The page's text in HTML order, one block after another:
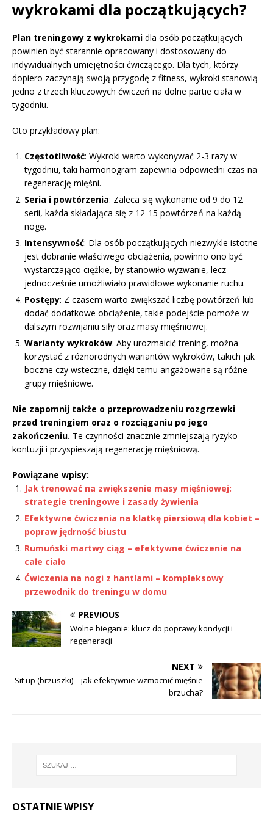
wykrokami dla początkujących?
Plan treningowy z wykrokami dla osób początkujących
powinien być starannie opracowany i dostosowany do
indywidualnych umiejętności ćwiczącego. Dla tych, którzy
dopiero zaczynają swoją przygodę z fitness, wykroki stanowią
jedno z trzech kluczowych ćwiczeń na dolne partie ciała w
tygodniu.
Oto przykładowy plan:
Częstotliwość: Wykroki warto wykonywać 2-3 razy w
tygodniu, taki harmonogram zapewnia odpowiedni czas na
regenerację mięśni.
Seria i powtórzenia: Zaleca się wykonanie od 9 do 12
serii, każda składająca się z 12-15 powtórzeń na każdą
nogę.
Intensywność: Dla osób początkujących niezwykle istotne
jest dobranie właściwego obciążenia, powinno ono być
wystarczająco ciężkie, by stanowiło wyzwanie, lecz
jednocześnie umożliwiało prawidłowe wykonanie ruchu.
Postępy: Z czasem warto zwiększać liczbę powtórzeń lub
dodać dodatkowe obciążenie, takie podejście pomoże w
dalszym rozwijaniu siły oraz masy mięśniowej.
Warianty wykroków: Aby urozmaicić trening, można
korzystać z różnorodnych wariantów wykroków, takich jak
boczne czy wsteczne, dzięki temu angażowane są różne
grupy mięśniowe.
Nie zapomnij także o przeprowadzeniu rozgrzewki
przed treningiem oraz o rozciąganiu po jego
zakończeniu. Te czynności znacznie zmniejszają ryzyko
kontuzji i przyspieszają regenerację mięśniową.
Powiązane wpisy:
Jak trenować na zwiększenie masy mięśniowej:
strategie treningowe i zasady żywienia
Efektywne ćwiczenia na klatkę piersiową dla kobiet –
popraw jędrność biustu
Rumuński martwy ciąg – efektywne ćwiczenie na
całe ciało
Ćwiczenia na nogi z hantlami – kompleksowy
przewodnik do treningu w domu
PREVIOUS
Wolne bieganie: klucz do poprawy kondycji i
regeneracji
NEXT
Sit up (brzuszki) – jak efektywnie wzmocnić mięśnie
brzucha?
OSTATNIE WPISY